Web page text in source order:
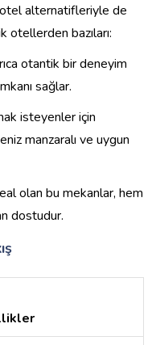
otel alternatifleriyle de
otellerden bazıları:
otantik bir deneyim
sağlar.
isteyenler için
manzaralı ve uygun
olan bu mekanlar, hem
dostudur.